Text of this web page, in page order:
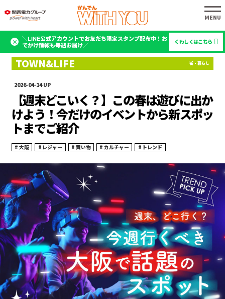
＼LINE公式アカウントでお友だち限定スタンプ配布中！お
でかけ情報も毎週お届け／
くわしくはこちら
2026-04-14
【週末どこいく？】この春は遊びに出か
けよう！今だけのイベントから新スポッ
トまでご紹介
大阪 レジャー 買い物 カルチャー トレンド